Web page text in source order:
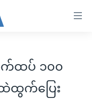
က်ထပ် ၁၀၀
ထဲထွက်ပြေး